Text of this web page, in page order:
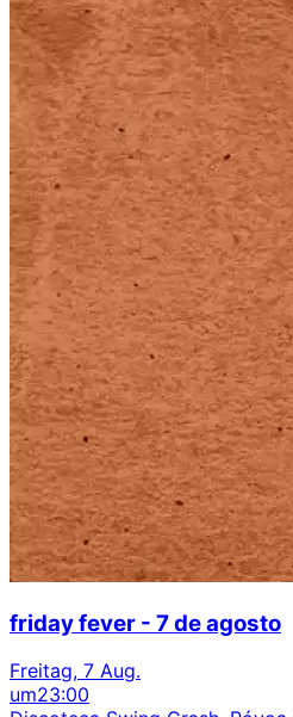
friday fever - 7 de agosto
Freitag, 7 Aug.
um23:00